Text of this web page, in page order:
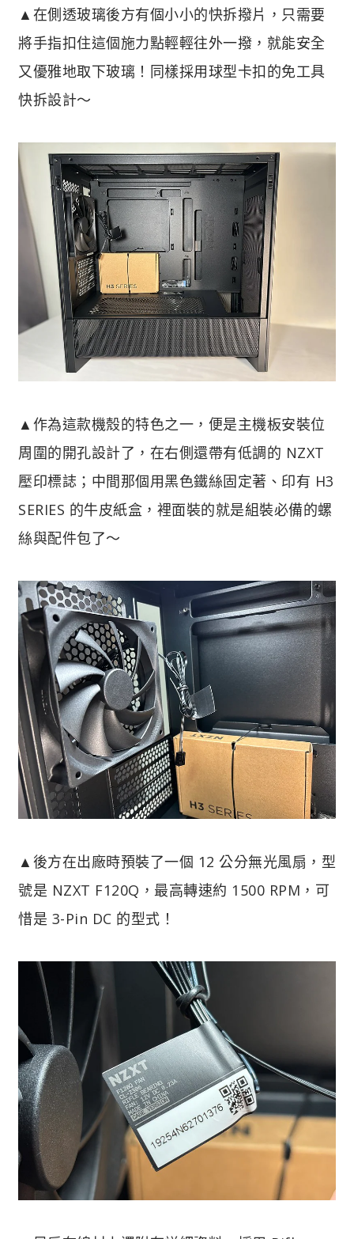
▲在側透玻璃後方有個小小的快拆撥片，只需要
將手指扣住這個施力點輕輕往外一撥，就能安全
又優雅地取下玻璃！同樣採用球型卡扣的免工具
快拆設計～
▲作為這款機殼的特色之一，便是主機板安裝位
周圍的開孔設計了，在右側還帶有低調的 NZXT
壓印標誌；中間那個用黑色鐵絲固定著、印有 H3
SERIES 的牛皮紙盒，裡面裝的就是組裝必備的螺
絲與配件包了～
▲後方在出廠時預裝了一個 12 公分無光風扇，型
號是 NZXT F120Q，最高轉速約 1500 RPM，可
惜是 3-Pin DC 的型式！